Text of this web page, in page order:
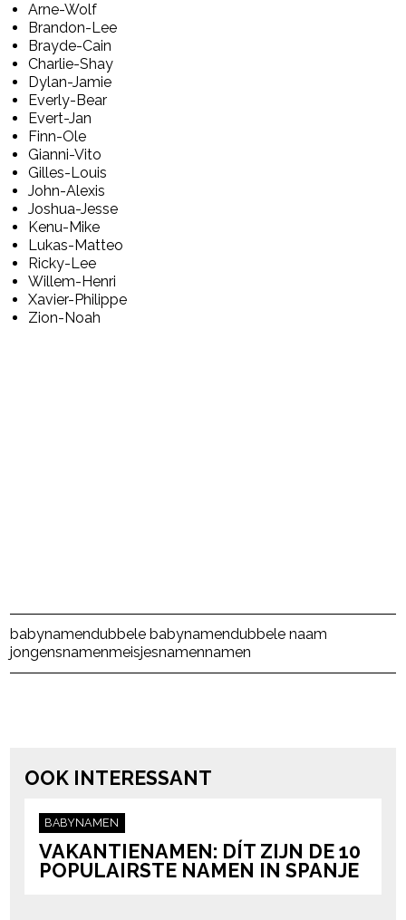
Arne-Wolf
Brandon-Lee
Brayde-Cain
Charlie-Shay
Dylan-Jamie
Everly-Bear
Evert-Jan
Finn-Ole
Gianni-Vito
Gilles-Louis
John-Alexis
Joshua-Jesse
Kenu-Mike
Lukas-Matteo
Ricky-Lee
Willem-Henri
Xavier-Philippe
Zion-Noah
babynamendubbele babynamendubbele naam
jongensnamenmeisjesnamennamen
OOK INTERESSANT
BABYNAMEN
VAKANTIENAMEN: DÍT ZIJN DE 10
POPULAIRSTE NAMEN IN SPANJE